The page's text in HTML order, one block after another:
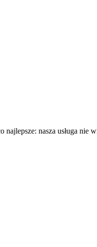
nasza usługa